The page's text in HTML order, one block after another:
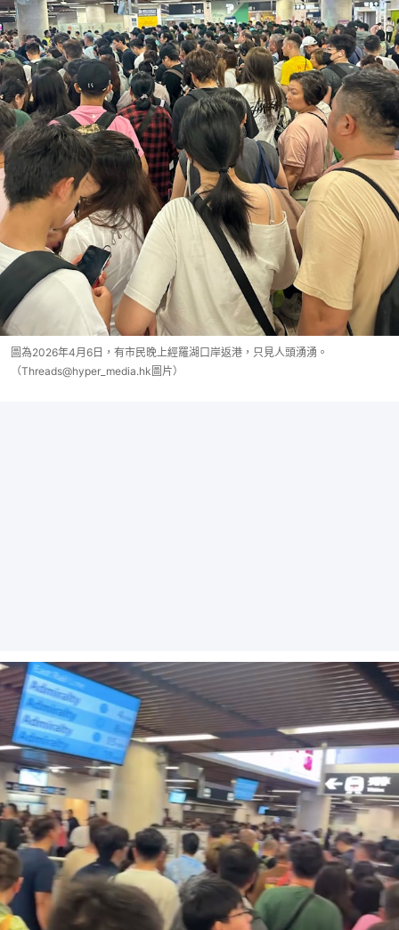
圖為2026年4月6日，有市民晚上經羅湖口岸返港，只見人頭湧湧。
（Threads@hyper_media.hk圖片）